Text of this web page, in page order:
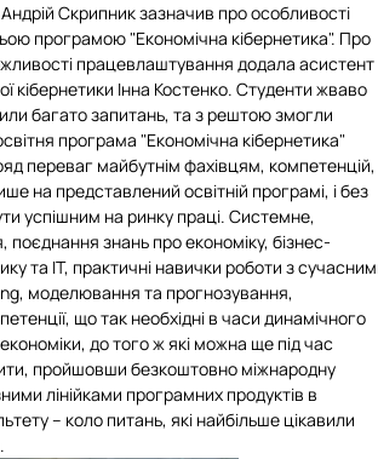
Скрипник зазначив про особливості
програмою "Економічна кібернетика". Про
працевлаштування додала асистент
кібернетики Інна Костенко. Студенти жваво
багато запитань, та з рештою змогли
програма "Економічна кібернетика"
переваг майбутнім фахівцям, компетенцій,
на представлений освітній програмі, і без
успішним на ринку праці. Системне,
знань про економіку, бізнес-
та ІТ, практичні навички роботи з
моделювання та прогнозування,
що так необхідні в часи динамічного
до того ж які можна ще під час
пройшовши безкоштовно міжнародну
лінійками програмних продуктів в
– коло питань, які найбільше цікавили